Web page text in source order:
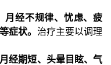
月经不规律、忧虑、疲
症状。 治疗主要以调理
经期短、头晕目眩、气